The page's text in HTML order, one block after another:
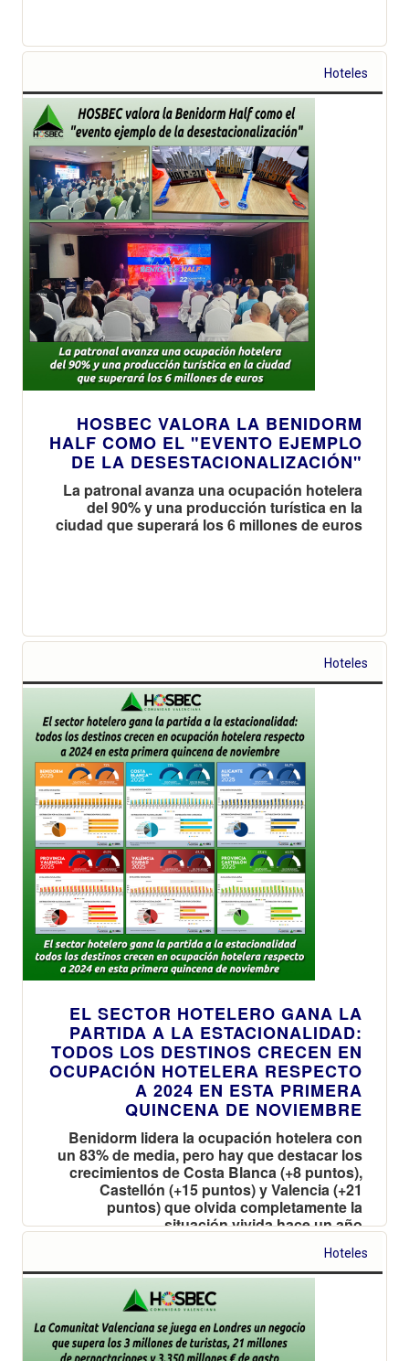
Hoteles
HOSBEC VALORA LA BENIDORM
HALF COMO EL "EVENTO EJEMPLO
DE LA DESESTACIONALIZACIÓN"
La patronal avanza una ocupación hotelera
del 90% y una producción turística en la
ciudad que superará los 6 millones de euros
Hoteles
EL SECTOR HOTELERO GANA LA
PARTIDA A LA ESTACIONALIDAD:
TODOS LOS DESTINOS CRECEN EN
OCUPACIÓN HOTELERA RESPECTO
A 2024 EN ESTA PRIMERA
QUINCENA DE NOVIEMBRE
Benidorm lidera la ocupación hotelera con
un 83% de media, pero hay que destacar los
crecimientos de Costa Blanca (+8 puntos),
Castellón (+15 puntos) y Valencia (+21
puntos) que olvida completamente la
situación vivida hace un año
Hoteles